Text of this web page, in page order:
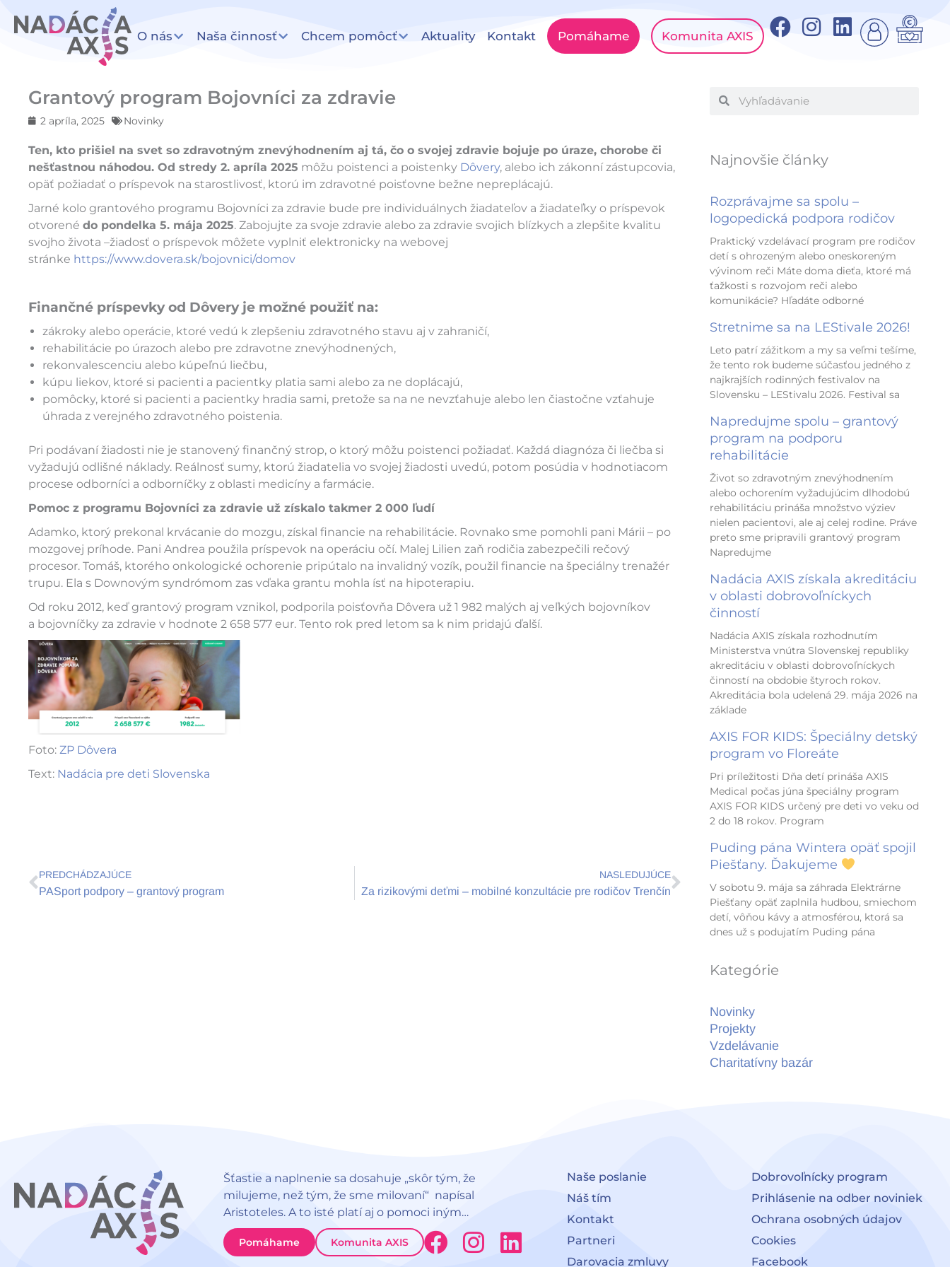
O nás Naša činnosť Chcem pomôcť Aktuality Kontakt Pomáhame Komunita AXIS
F
a
b
o
k
I
r
a
m
L
Grantový program Bojovníci za zdravie
2 apríla, 2025 Novinky
Ten, kto prišiel na svet so zdravotným znevýhodnením aj tá, čo o svojej zdravie bojuje po úraze, chorobe či
nešťastnou náhodou. Od stredy 2. apríla 2025 môžu poistenci a poistenky Dôvery, alebo ich zákonní zástupcovia,
opäť požiadať o príspevok na starostlivosť, ktorú im zdravotné poisťovne bežne nepreplácajú.
Jarné kolo grantového programu Bojovníci za zdravie bude pre individuálnych žiadateľov a žiadateľky o príspevok
otvorené do pondelka 5. mája 2025. Zabojujte za svoje zdravie alebo za zdravie svojich blízkych a zlepšite kvalitu
svojho života –žiadosť o príspevok môžete vyplniť elektronicky na webovej
stránke https://www.dovera.sk/bojovnici/domov
Finančné príspevky od Dôvery je možné použiť na:
zákroky alebo operácie, ktoré vedú k zlepšeniu zdravotného stavu aj v zahraničí,
rehabilitácie po úrazoch alebo pre zdravotne znevýhodnených,
rekonvalescenciu alebo kúpeľnú liečbu,
kúpu liekov, ktoré si pacienti a pacientky platia sami alebo za ne doplácajú,
pomôcky, ktoré si pacienti a pacientky hradia sami, pretože sa na ne nevzťahuje alebo len čiastočne vzťahuje
úhrada z verejného zdravotného poistenia.
Pri podávaní žiadosti nie je stanovený finančný strop, o ktorý môžu poistenci požiadať. Každá diagnóza či liečba si
vyžadujú odlišné náklady. Reálnosť sumy, ktorú žiadatelia vo svojej žiadosti uvedú, potom posúdia v hodnotiacom
procese odborníci a odborníčky z oblasti medicíny a farmácie.
Pomoc z programu Bojovníci za zdravie už získalo takmer 2 000 ľudí
Adamko, ktorý prekonal krvácanie do mozgu, získal financie na rehabilitácie. Rovnako sme pomohli pani Márii – po
mozgovej príhode. Pani Andrea použila príspevok na operáciu očí. Malej Lilien zaň rodičia zabezpečili rečový
procesor. Tomáš, ktorého onkologické ochorenie pripútalo na invalidný vozík, použil financie na špeciálny trenažér
trupu. Ela s Downovým syndrómom zas vďaka grantu mohla ísť na hipoterapiu.
Od roku 2012, keď grantový program vznikol, podporila poisťovňa Dôvera už 1 982 malých aj veľkých bojovníkov
a bojovníčky za zdravie v hodnote 2 658 577 eur. Tento rok pred letom sa k nim pridajú ďalší.
Foto: ZP Dôvera
Text: Nadácia pre deti Slovenska
PREDCHÁDZAJÚCE
PASport podpory – grantový program
NASLEDUJÚCE
Za rizikovými deťmi – mobilné konzultácie pre rodičov Trenčín
Ďalšie
VyhľadaťVyhľadať
Najnovšie články
Rozprávajme sa spolu –
logopedická podpora rodičov
Praktický vzdelávací program pre rodičov
detí s ohrozeným alebo oneskoreným
vývinom reči Máte doma dieťa, ktoré má
ťažkosti s rozvojom reči alebo
komunikácie? Hľadáte odborné
Stretnime sa na LEStivale 2026!
Leto patrí zážitkom a my sa veľmi tešíme,
že tento rok budeme súčasťou jedného z
najkrajších rodinných festivalov na
Slovensku – LEStivalu 2026. Festival sa
Napredujme spolu – grantový
program na podporu
rehabilitácie
Život so zdravotným znevýhodnením
alebo ochorením vyžadujúcim dlhodobú
rehabilitáciu prináša množstvo výziev
nielen pacientovi, ale aj celej rodine. Práve
preto sme pripravili grantový program
Napredujme
Nadácia AXIS získala akreditáciu
v oblasti dobrovoľníckych
činností
Nadácia AXIS získala rozhodnutím
Ministerstva vnútra Slovenskej republiky
akreditáciu v oblasti dobrovoľníckych
činností na obdobie štyroch rokov.
Akreditácia bola udelená 29. mája 2026 na
základe
AXIS FOR KIDS: Špeciálny detský
program vo Floreáte
Pri príležitosti Dňa detí prináša AXIS
Medical počas júna špeciálny program
AXIS FOR KIDS určený pre deti vo veku od
2 do 18 rokov. Program
Puding pána Wintera opäť spojil
Piešťany. Ďakujeme
V sobotu 9. mája sa záhrada Elektrárne
Piešťany opäť zaplnila hudbou, smiechom
detí, vôňou kávy a atmosférou, ktorá sa
dnes už s podujatím Puding pána
Kategórie
Novinky
Projekty
Vzdelávanie
Charitatívny bazár
Šťastie a naplnenie sa dosahuje „skôr tým, že
milujeme, než tým, že sme milovaní“ napísal
Aristoteles. A to isté platí aj o pomoci iným…
Pomáhame Komunita AXIS
F
I
L
Naše poslanie
Náš tím
Kontakt
Partneri
Darovacia zmluvy
Dobrovoľnícky program
Prihlásenie na odber noviniek
Ochrana osobných údajov
Cookies
Facebook